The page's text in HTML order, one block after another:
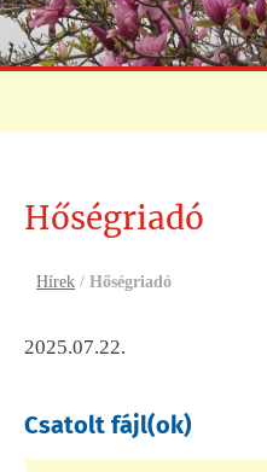
Hőségriadó
Hírek / Hőségriadó
2025.07.22.
Csatolt fájl(ok)